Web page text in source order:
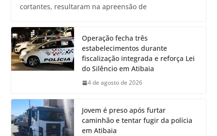
cortantes, resultaram na apreensão de
Operação fecha três
estabelecimentos durante
fiscalização integrada e reforça Lei
do Silêncio em Atibaia
4 de agosto de 2026
Jovem é preso após furtar
caminhão e tentar fugir da polícia
em Atibaia